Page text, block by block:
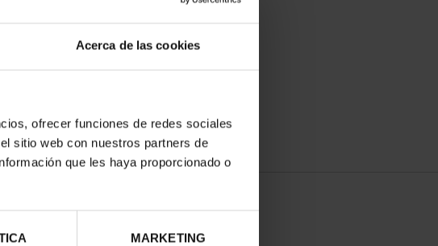
Acerca de las cookies
ofrecer funciones de redes sociales
sitio web con nuestros partners de
que les haya proporcionado o
MARKETING
FIFA 2026
73,00 €